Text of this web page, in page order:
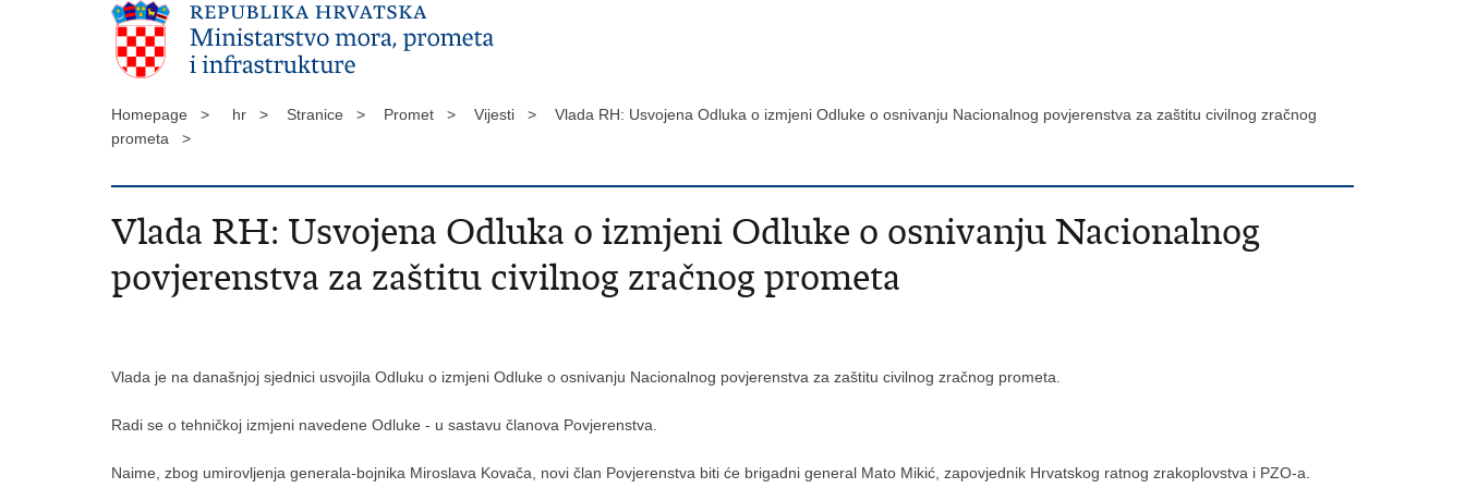
Homepage > hr > Stranice > Promet > Vijesti >
Vlada RH: Usvojena Odluka o izmjeni Odluke o osnivanju Nacionalnog povjerenstva za zaštitu civilnog zračnog
prometa >
Vlada RH: Usvojena Odluka o izmjeni Odluke o osnivanju Nacionalnog
povjerenstva za zaštitu civilnog zračnog prometa
Vlada je na današnjoj sjednici usvojila Odluku o izmjeni Odluke o osnivanju Nacionalnog povjerenstva za zaštitu civilnog zračnog prometa.
Radi se o tehničkoj izmjeni navedene Odluke - u sastavu članova Povjerenstva.
Naime, zbog umirovljenja generala-bojnika Miroslava Kovača, novi član Povjerenstva biti će brigadni general Mato Mikić, zapovjednik Hrvatskog ratnog zrakoplovstva i PZO-a.